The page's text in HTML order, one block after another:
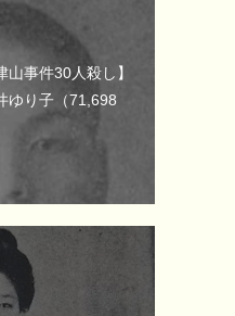
事件30人殺し】
ゆり子 （71,698